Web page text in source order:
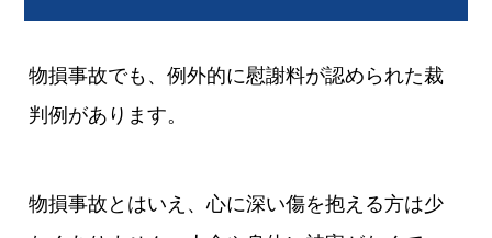
物損事故でも、例外的に慰謝料が認められた裁
判例があります。
物損事故とはいえ、心に深い傷を抱える方は少